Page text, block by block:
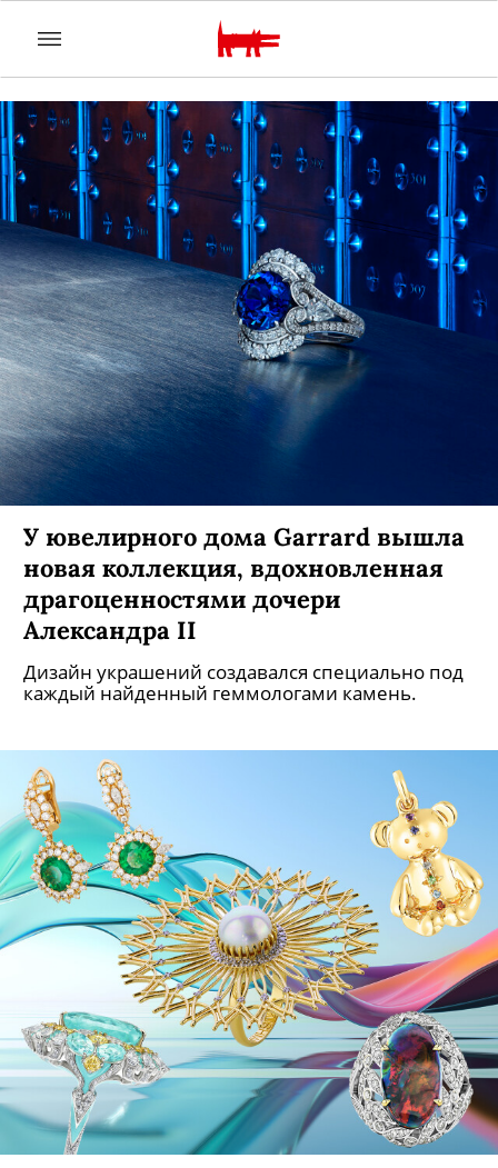
У ювелирного дома Garrard вышла
новая коллекция, вдохновленная
драгоценностями дочери
Александра II
Дизайн украшений создавался специально под
каждый найденный геммологами камень.